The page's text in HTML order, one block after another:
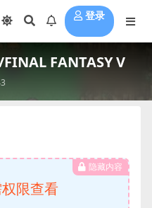
登录
FANTASY V
隐藏内容
限查看